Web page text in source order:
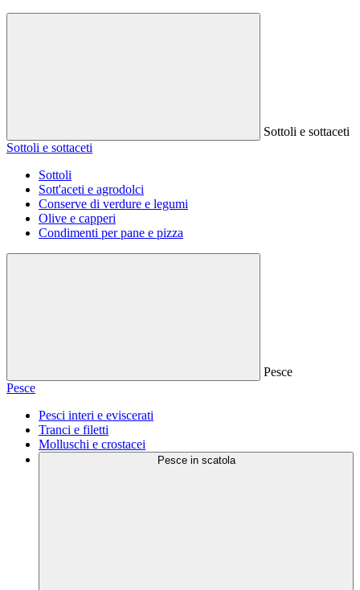
Sottoli e sottaceti
Sottoli e sottaceti
Sottoli
Sott'aceti e agrodolci
Conserve di verdure e legumi
Olive e capperi
Condimenti per pane e pizza
Pesce
Pesce
Pesci interi e eviscerati
Tranci e filetti
Molluschi e crostacei
Pesce in scatola